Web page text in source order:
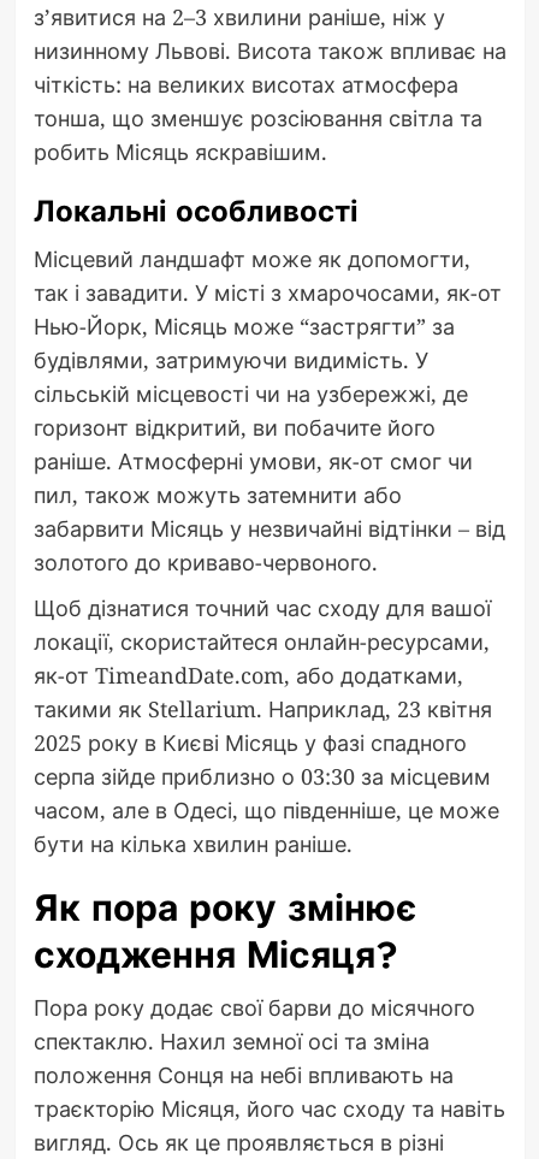
з’явитися на 2–3 хвилини раніше, ніж у
низинному Львові. Висота також впливає на
чіткість: на великих висотах атмосфера
тонша, що зменшує розсіювання світла та
робить Місяць яскравішим.
Локальні особливості
Місцевий ландшафт може як допомогти,
так і завадити. У місті з хмарочосами, як-от
Нью-Йорк, Місяць може “застрягти” за
будівлями, затримуючи видимість. У
сільській місцевості чи на узбережжі, де
горизонт відкритий, ви побачите його
раніше. Атмосферні умови, як-от смог чи
пил, також можуть затемнити або
забарвити Місяць у незвичайні відтінки – від
золотого до криваво-червоного.
Щоб дізнатися точний час сходу для вашої
локації, скористайтеся онлайн-ресурсами,
як-от TimeandDate.com, або додатками,
такими як Stellarium. Наприклад, 23 квітня
2025 року в Києві Місяць у фазі спадного
серпа зійде приблизно о 03:30 за місцевим
часом, але в Одесі, що південніше, це може
бути на кілька хвилин раніше.
Як пора року змінює
сходження Місяця?
Пора року додає свої барви до місячного
спектаклю. Нахил земної осі та зміна
положення Сонця на небі впливають на
траєкторію Місяця, його час сходу та навіть
вигляд. Ось як це проявляється в різні